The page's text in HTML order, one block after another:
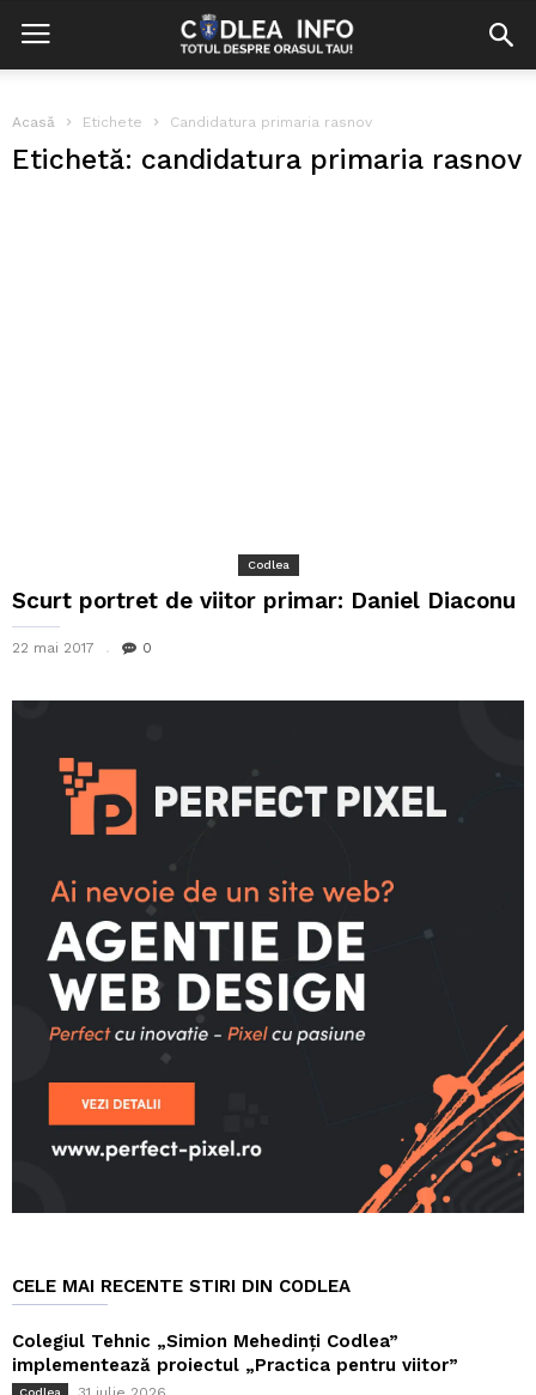
Acasă Etichete Candidatura primaria rasnov
Etichetă: candidatura primaria rasnov
Codlea
Scurt portret de viitor primar: Daniel Diaconu
22 mai 2017 0
CELE MAI RECENTE STIRI DIN CODLEA
Colegiul Tehnic „Simion Mehedinți Codlea”
implementează proiectul „Practica pentru viitor”
Codlea